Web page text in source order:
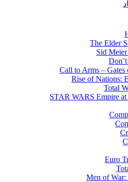
The Elder
Sid
Call to Arms –
Rise of Nations:
Total
STAR WARS Empire
Euro
Men of War: